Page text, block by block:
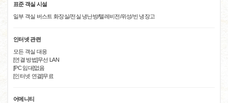
표준 객실 시설
일부 객실 버스트 화장실/전실 냉난방/텔레비전/위성/빈 냉장고
인터넷 관련
모든 객실 대응
[연결 방법]무선 LAN
[PC 임대]없음
[인터넷 연결]무료
어메니티